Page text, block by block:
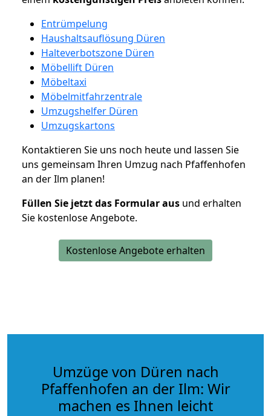
Entrümpelung
Haushaltsauflösung Düren
Halteverbotszone Düren
Möbellift Düren
Möbeltaxi
Möbelmitfahrzentrale
Umzugshelfer Düren
Umzugskartons
Kontaktieren Sie uns noch heute und lassen Sie
uns gemeinsam Ihren Umzug nach Pfaffenhofen
an der Ilm planen!
Füllen Sie jetzt das Formular aus und erhalten
Sie kostenlose Angebote.
Kostenlose Angebote erhalten
Umzüge von Düren nach
Pfaffenhofen an der Ilm: Wir
machen es Ihnen leicht